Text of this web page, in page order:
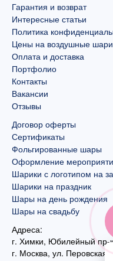
Гарантия и возврат
Интересные статьи
Политика
Цены на воздушные
Оплата и доставка
Портфолио
Контакты
Вакансии
Отзывы
Договор оферты
Сертификаты
Фольгированные шары
Оформление
Шарики с логотипом на
Шарики на праздник
Шары на день рождения
Шары на свадьбу
Адреса:
г. Химки, Юбилейный пр-
г. Москва, ул. Перовская,